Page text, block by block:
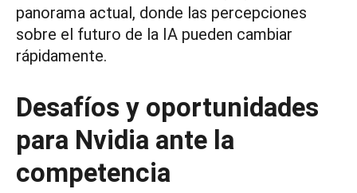
panorama actual, donde las percepciones
sobre el futuro de la IA pueden cambiar
rápidamente.
Desafíos y oportunidades
para Nvidia ante la
competencia